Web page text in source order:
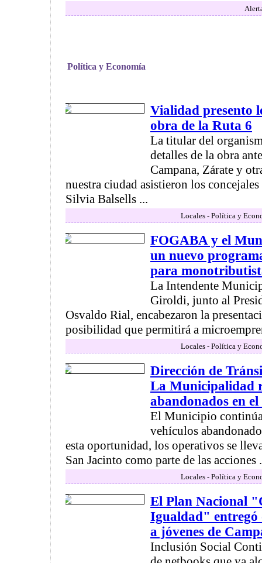
Política y Economía
Vialidad presento
obra de la Ruta 6
La titular del
detalles de la obra
Campana, Zárate y
nuestra ciudad asistieron los
Silvia Balsells ...
Locales - Política y
FOGABA y el
un nuevo
para
La Intendente
Giroldi, junto al
Osvaldo Rial, encabezaron la
posibilidad que permitirá a
Locales - Política y
Dirección de
La Municipalidad
abandonados en
El Municipio
vehículos
esta oportunidad, los operativos se
San Jacinto como parte de las acciones
Locales - Política y
El Plan Nacional
Igualdad" entregó
a jóvenes de
Inclusión Social